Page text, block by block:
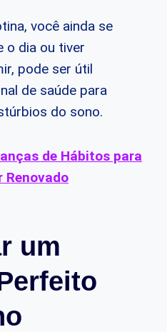
você ainda se
o dia ou tiver
pode ser útil
de saúde para
do sono.
de Hábitos para
Renovado
um